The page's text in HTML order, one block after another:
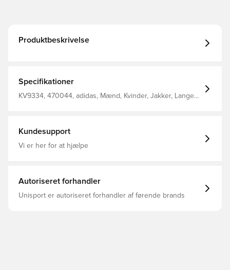
Produktbeskrivelse
Specifikationer
KV9334, 470044, adidas, Mænd, Kvinder, Jakker, Lange
Kundesupport
Vi er her for at hjælpe
Autoriseret forhandler
Unisport er autoriseret forhandler af førende brands